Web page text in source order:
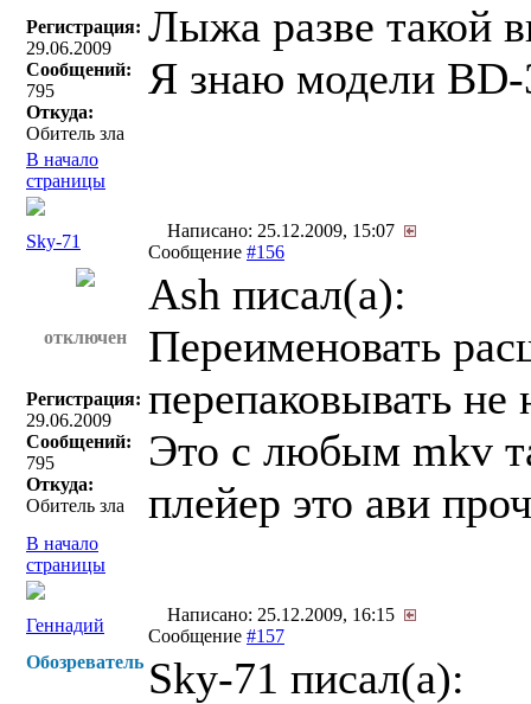
Регистрация:
29.06.2009
Сообщений:
795
Откуда:
Обитель зла
Лыжа разве такой
Я знаю модели BD-
В начало
страницы
Sky-71
Написано: 25.12.2009, 15:07
Сообщение #156
отключен
Регистрация:
29.06.2009
Сообщений:
795
Откуда:
Обитель зла
Ash писал(a):
Переименовать
перепаковывать не
Это с любым mkv
плейер это ави
В начало
страницы
Геннадий
Написано: 25.12.2009, 16:15
Сообщение #157
Обозреватель Sky-71 писал(a):